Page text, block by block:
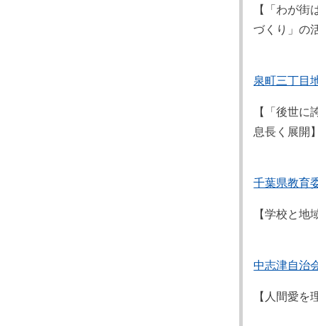
【「わが
づくり」の
泉町三丁目
【「後世
息長く展開
千葉県教育
【学校と地
中志津自治
【人間愛